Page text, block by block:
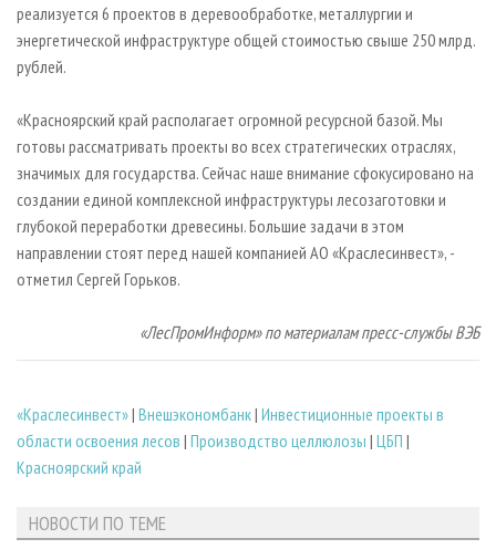
реализуется 6 проектов в деревообработке, металлургии и
энергетической инфраструктуре общей стоимостью свыше 250 млрд.
рублей.
«Красноярский край располагает огромной ресурсной базой. Мы
готовы рассматривать проекты во всех стратегических отраслях,
значимых для государства. Сейчас наше внимание сфокусировано на
создании единой комплексной инфраструктуры лесозаготовки и
глубокой переработки древесины. Большие задачи в этом
направлении стоят перед нашей компанией АО «Краслесинвест», -
отметил Сергей Горьков.
«ЛесПромИнформ» по материалам пресс-службы ВЭБ
«Краслесинвест»| Внешэкономбанк| Инвестиционные проекты в
области освоения лесов | Производство целлюлозы | ЦБП |
Красноярский край
НОВОСТИ ПО ТЕМЕ